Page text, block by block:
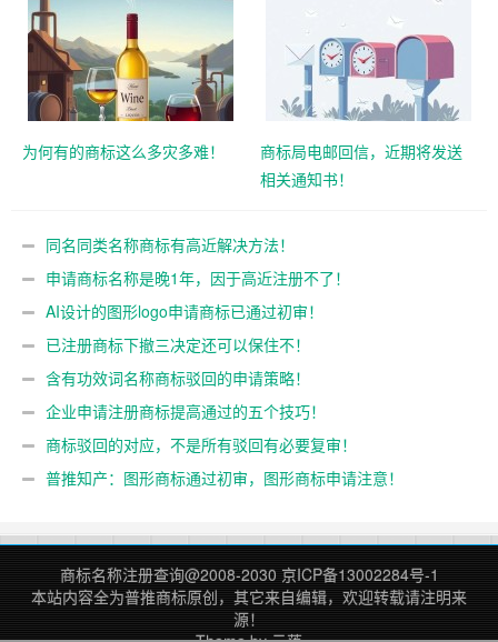
为何有的商标这么多灾多难！
商标局电邮回信，近期将发送
相关通知书！
同名同类名称商标有高近解决方法！
申请商标名称是晚1年，因于高近注册不了！
AI设计的图形logo申请商标已通过初审！
已注册商标下撤三决定还可以保住不！
含有功效词名称商标驳回的申请策略！
企业申请注册商标提高通过的五个技巧！
商标驳回的对应，不是所有驳回有必要复审！
普推知产：图形商标通过初审，图形商标申请注意！
商标名称注册查询@2008-2030 京ICP备13002284号-1
本站内容全为普推商标原创，其它来自编辑，欢迎转载请注明来
源！